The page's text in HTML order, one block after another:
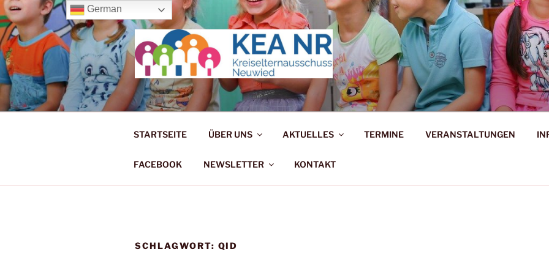
Zum
Inhalt
springen
KREISELTERNAUSSCHUSS
Wir machen uns für die Kleinen stark!
STARTSEITE ÜBER UNS AKTUELLES TERMINE VERANSTALTUNGEN
FACEBOOK NEWSLETTER KONTAKT
SCHLAGWORT: QID
German